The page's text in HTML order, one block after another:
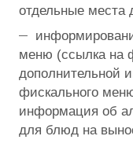
отдельные места
меню (ссылка на
дополнительной
фискального
информация об
для блюд на